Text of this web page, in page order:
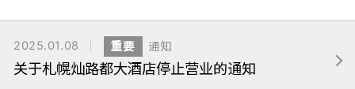
2025.01.08 重要 通知
关于札幌灿路都大酒店停止营业的通知